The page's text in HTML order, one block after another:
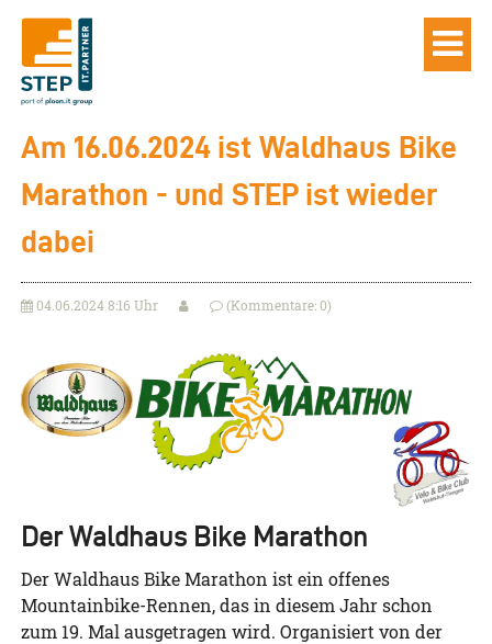
Am 16.06.2024 ist Waldhaus Bike
Marathon - und STEP ist wieder
dabei
04.06.2024 8:16 Uhr (Kommentare: 0)
Der Waldhaus Bike Marathon
Der Waldhaus Bike Marathon ist ein offenes
Mountainbike-Rennen, das in diesem Jahr schon
zum 19. Mal ausgetragen wird. Organisiert von der